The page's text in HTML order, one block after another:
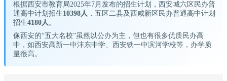
根据西安市教育局2025年7月发布的招生计划，西安城六区民办普
通高中计划招生10398人 ，五区二县及西咸新区民办普通高中计划
招生4180人。
像西安的“五大名校”虽然以公办为主，但也有很多优质民办高
中，如西安高新一中沣东中学、西安铁一中滨河学校等，办学质
量很高。